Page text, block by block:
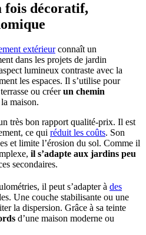
fois décoratif,
extérieurconnaît un
dans les projets de jardin
lumineux contraste avec la
les espaces. Il s’utilise pour
ou créerun chemin
maison.
très bon rapport qualité-prix. Il est
ce qui réduit les coûts. Son
et limite l’érosion du sol. Comme il
il s’adapte aux jardins peu
secondaires.
il peut s’adapter à des
Une couche stabilisante ou une
la dispersion. Grâce à sa teinte
d’une maison moderne ou